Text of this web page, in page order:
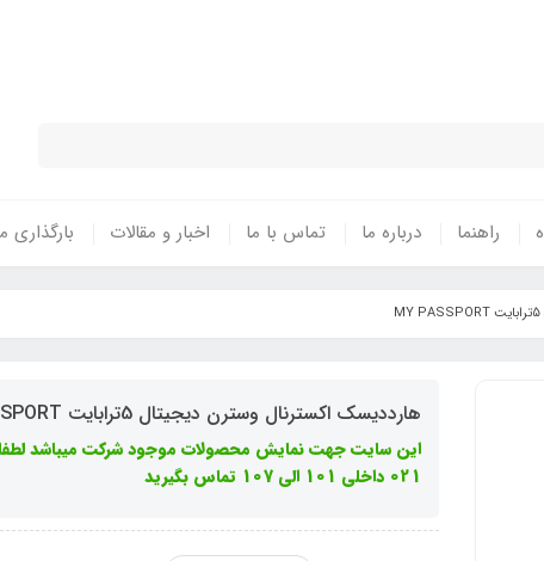
راهنما درباره ما تماس با ما اخبار و مقالات بارگذاری
هارددیسک اکسترنال وسترن دیجیتال 5ترابایت MY PASSPORT
021 داخلی 101 الی 107 تماس بگیرید